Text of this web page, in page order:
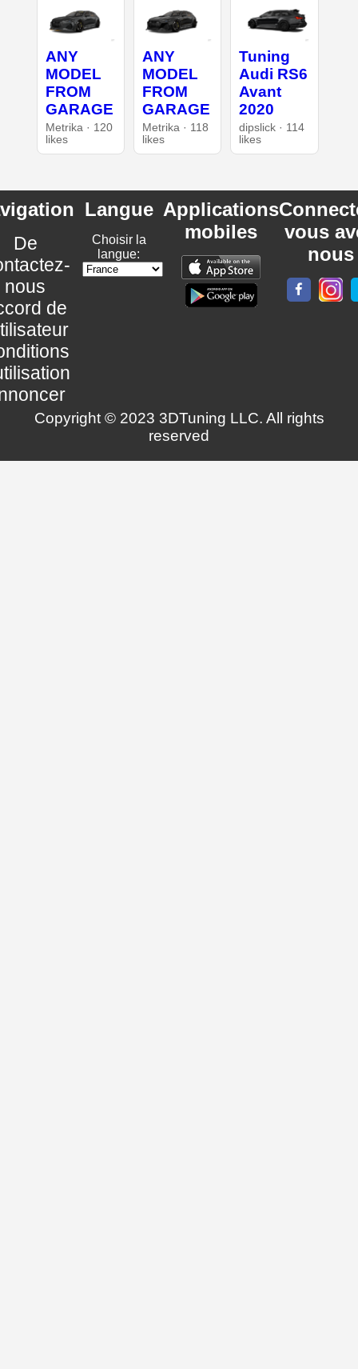
ANY
MODEL
FROM
GARAGE
Metrika · 120
likes
ANY
MODEL
FROM
GARAGE
Metrika · 118
likes
Tuning
Audi RS6
Avant
2020
dipslick · 114
likes
De
nous
de
Langue
Choisir la
langue:
Applications
mobiles
vous
nous
Copyright © 2023 3DTuning LLC. All rights
reserved